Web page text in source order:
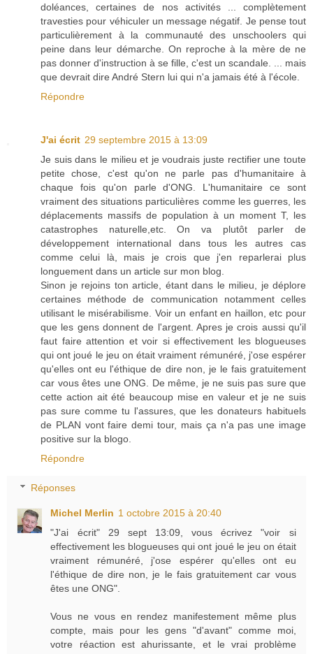
doléances, certaines de nos activités ... complètement
travesties pour véhiculer un message négatif. Je pense tout
particulièrement à la communauté des unschoolers qui
peine dans leur démarche. On reproche à la mère de ne
pas donner d'instruction à se fille, c'est un scandale. ... mais
que devrait dire André Stern lui qui n'a jamais été à l'école.
Répondre
J'ai écrit 29 septembre 2015 à 13:09
Je suis dans le milieu et je voudrais juste rectifier une toute
petite chose, c'est qu'on ne parle pas d'humanitaire à
chaque fois qu'on parle d'ONG. L'humanitaire ce sont
vraiment des situations particulières comme les guerres, les
déplacements massifs de population à un moment T, les
catastrophes naturelle,etc. On va plutôt parler de
développement international dans tous les autres cas
comme celui là, mais je crois que j'en reparlerai plus
longuement dans un article sur mon blog.
Sinon je rejoins ton article, étant dans le milieu, je déplore
certaines méthode de communication notamment celles
utilisant le misérabilisme. Voir un enfant en haillon, etc pour
que les gens donnent de l'argent. Apres je crois aussi qu'il
faut faire attention et voir si effectivement les blogueuses
qui ont joué le jeu on était vraiment rémunéré, j'ose espérer
qu'elles ont eu l'éthique de dire non, je le fais gratuitement
car vous êtes une ONG. De même, je ne suis pas sure que
cette action ait été beaucoup mise en valeur et je ne suis
pas sure comme tu l'assures, que les donateurs habituels
de PLAN vont faire demi tour, mais ça n'a pas une image
positive sur la blogo.
Répondre
Réponses
Michel Merlin 1 octobre 2015 à 20:40
"J'ai écrit" 29 sept 13:09, vous écrivez "voir si
effectivement les blogueuses qui ont joué le jeu on était
vraiment rémunéré, j'ose espérer qu'elles ont eu
l'éthique de dire non, je le fais gratuitement car vous
êtes une ONG".
Vous ne vous en rendez manifestement même plus
compte, mais pour les gens "d'avant" comme moi,
votre réaction est ahurissante, et le vrai problème